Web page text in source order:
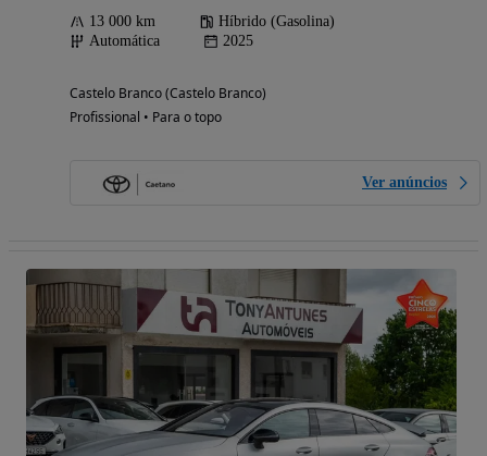
13 000 km
Híbrido (Gasolina)
Automática
2025
Castelo Branco (Castelo Branco)
Profissional • Para o topo
Ver anúncios